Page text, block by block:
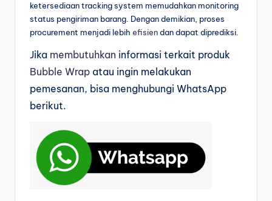
ketersediaan tracking system memudahkan monitoring
status pengiriman barang. Dengan demikian, proses
procurement menjadi lebih efisiendan dapat diprediksi.
Jika membutuhkan informasi terkait produk
Bubble Wrap atau ingin melakukan
pemesanan, bisa menghubungi WhatsApp
berikut.